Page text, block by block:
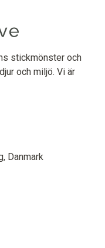
stickmönster och
och miljö. Vi är
Danmark